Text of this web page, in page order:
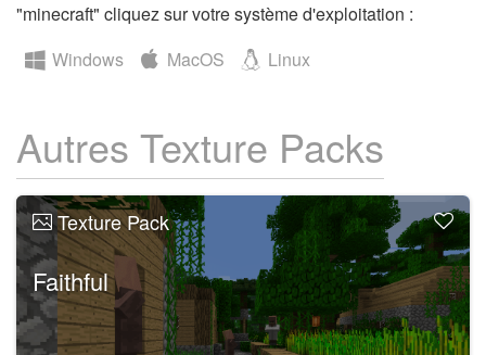
"minecraft" cliquez sur votre système d'exploitation :
Windows
MacOS Linux
Autres Texture Packs
Texture Pack
Faithful